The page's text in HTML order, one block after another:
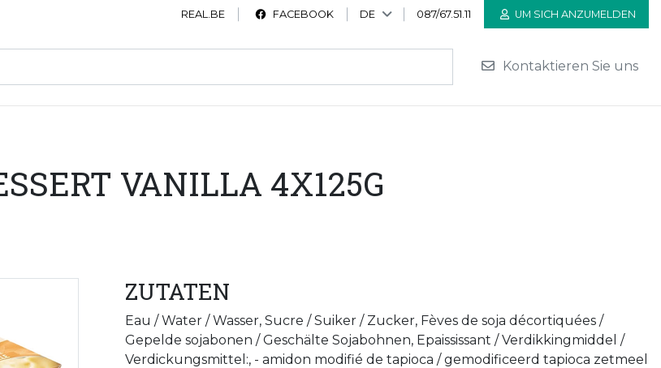
REAL.BE FACEBOOK DE 087/67.51.11 UM SICH ANZUMELDEN
Kontaktieren Sie uns
VANILLA 4X125G
ZUTATEN
Eau / Water / Wasser, Sucre / Suiker / Zucker, Fèves de soja décortiquées /
Gepelde sojabonen / Geschälte Sojabohnen, Epaississant / Verdikkingmiddel /
Verdickungsmittel:, - amidon modifié de tapioca / gemodificeerd tapioca zetmeel